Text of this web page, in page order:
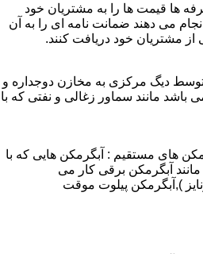
ها قیمت ها را به مشتریان خود
می دهند ضمانت نامه ای را به آن
مشتریان خود دریافت کنند.
دیگ مرکزی به مخازن دوجداره و
مانند سماور زغالی و نفتی که با
عبارتند از : 1) آبگرمکن های گاز سوز : آب گرمکن های آنی دیواری,آبگرمکن های مخزن دار,آبگرمکن های بدون مخزن نیز می گویند.2) آبگرمکن های مستقیم : آبگرمکن هایی که با
آبگرمکن برقی کار می
شمعک ( آیونایز ),آبگرمکن پیلوت موقت